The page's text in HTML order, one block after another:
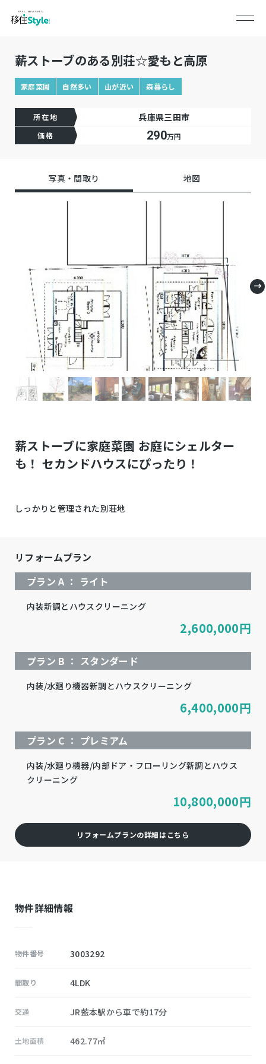
薪ストーブのある別荘☆愛もと高原
家庭菜園 自然多い 山が近い 森暮らし
所在地 兵庫県三田市
価格 290万円
写真・間取り 地図
薪ストーブに家庭菜園 お庭にシェルター
も！ セカンドハウスにぴったり！
しっかりと管理された別荘地
リフォームプラン
プラン A ： ライト
内装新調とハウスクリーニング
2,600,000円
プラン B ： スタンダード
内装/水廻り機器新調とハウスクリーニング
6,400,000円
プラン C ： プレミアム
内装/水廻り機器/内部ドア・フローリング新調とハウス
クリーニング
10,800,000円
リフォームプランの詳細はこちら
物件詳細情報
物件番号 3003292
間取り 4LDK
交通 JR藍本駅から車で約17分
土地面積 462.77㎡